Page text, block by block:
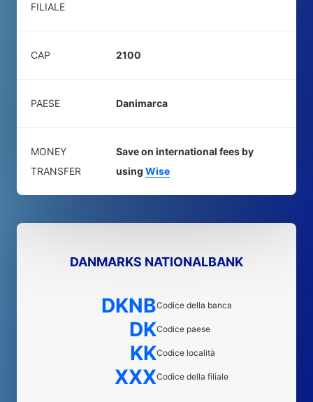
FILIALE
CAP 2100
PAESE Danimarca
MONEY
TRANSFER
Save on international fees by
using Wise
DANMARKS NATIONALBANK
DKNBCodice della banca
DKCodice paese
KKCodice località
XXXCodice della filiale